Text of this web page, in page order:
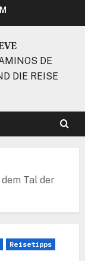
DE
DIE REISE
Tal der
Reisetipps